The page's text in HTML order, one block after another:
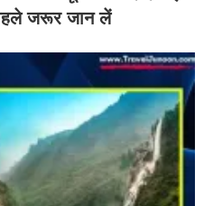
जरूर जान लें